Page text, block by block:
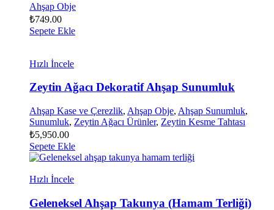
Ahşap Obje
₺749.00
Sepete Ekle
Hızlı İncele
Zeytin Ağacı Dekoratif Ahşap Sunumluk
Ahşap Kase ve Çerezlik, Ahşap Obje, Ahşap Sunumluk,
Sunumluk, Zeytin Ağacı Ürünler, Zeytin Kesme Tahtası
₺5,950.00
Sepete Ekle
Hızlı İncele
Geleneksel Ahşap Takunya (Hamam Terliği)